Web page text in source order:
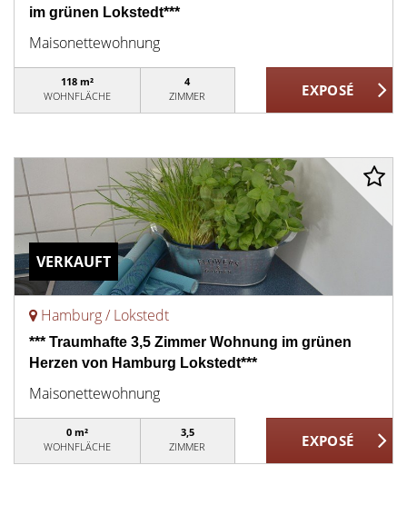
im grünen Lokstedt***
Maisonettewohnung
118 m²
WOHNFLÄCHE
4
ZIMMER
VERKAUFT
Hamburg / Lokstedt
*** Traumhafte 3,5 Zimmer Wohnung im grünen
Herzen von Hamburg Lokstedt***
Maisonettewohnung
0 m²
WOHNFLÄCHE
3,5
ZIMMER